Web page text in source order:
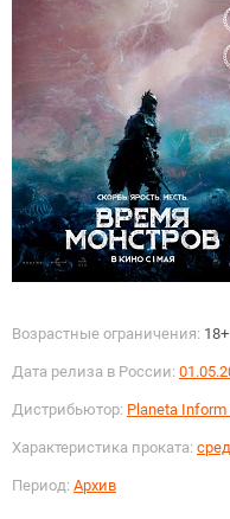
Возрастные ограничения: 18+
Дата релиза в России:
Дистрибьютор: Planeta
Характеристика проката:
Период: Архив